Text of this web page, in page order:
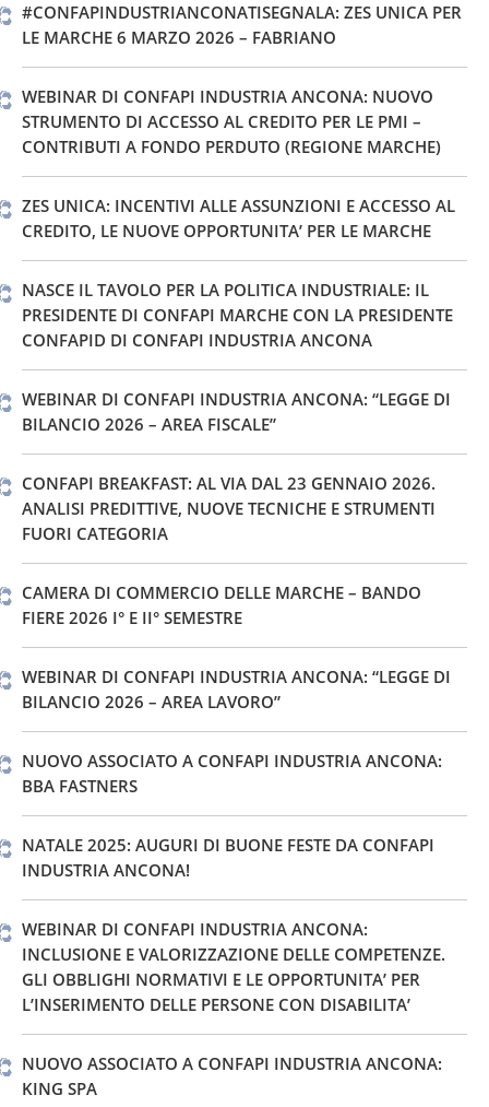
#CONFAPINDUSTRIANCONATISEGNALA: ZES UNICA PER
LE MARCHE 6 MARZO 2026 – FABRIANO
WEBINAR DI CONFAPI INDUSTRIA ANCONA: NUOVO
STRUMENTO DI ACCESSO AL CREDITO PER LE PMI –
CONTRIBUTI A FONDO PERDUTO (REGIONE MARCHE)
ZES UNICA: INCENTIVI ALLE ASSUNZIONI E ACCESSO AL
CREDITO, LE NUOVE OPPORTUNITA’ PER LE MARCHE
NASCE IL TAVOLO PER LA POLITICA INDUSTRIALE: IL
PRESIDENTE DI CONFAPI MARCHE CON LA PRESIDENTE
CONFAPID DI CONFAPI INDUSTRIA ANCONA
WEBINAR DI CONFAPI INDUSTRIA ANCONA: “LEGGE DI
BILANCIO 2026 – AREA FISCALE”
CONFAPI BREAKFAST: AL VIA DAL 23 GENNAIO 2026.
ANALISI PREDITTIVE, NUOVE TECNICHE E STRUMENTI
FUORI CATEGORIA
CAMERA DI COMMERCIO DELLE MARCHE – BANDO
FIERE 2026 I° E II° SEMESTRE
WEBINAR DI CONFAPI INDUSTRIA ANCONA: “LEGGE DI
BILANCIO 2026 – AREA LAVORO”
NUOVO ASSOCIATO A CONFAPI INDUSTRIA ANCONA:
BBA FASTNERS
NATALE 2025: AUGURI DI BUONE FESTE DA CONFAPI
INDUSTRIA ANCONA!
WEBINAR DI CONFAPI INDUSTRIA ANCONA:
INCLUSIONE E VALORIZZAZIONE DELLE COMPETENZE.
GLI OBBLIGHI NORMATIVI E LE OPPORTUNITA’ PER
L’INSERIMENTO DELLE PERSONE CON DISABILITA’
NUOVO ASSOCIATO A CONFAPI INDUSTRIA ANCONA:
KING SPA